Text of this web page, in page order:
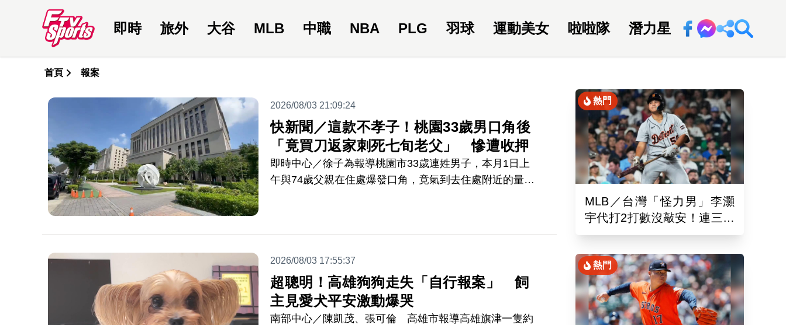
即時 旅外 大谷 MLB 中職 NBA PLG 羽球 運動美女 啦啦隊 潛力星 回新聞網
首頁 報案
2026/08/03 21:09:24
快新聞／這款不孝子！桃園33歲男口角後
「竟買刀返家刺死七旬老父」 慘遭收押
即時中心／徐子為報導桃園市33歲連姓男子，本月1日上
午與74歲父親在住處爆發口角，竟氣到去住處附近的量販
屬罪，裁定連男羈押。
2026/08/03 17:55:37
超聰明！高雄狗狗走失「自行報案」 飼
主見愛犬平安激動爆哭
南部中心／陳凱茂、張可倫 高雄市報導高雄旗津一隻約
熱門
MLB／台灣「怪力男」李灝
宇代打2打數沒敲安！連三場
坐板凳 老虎11:0完封水手
熱門